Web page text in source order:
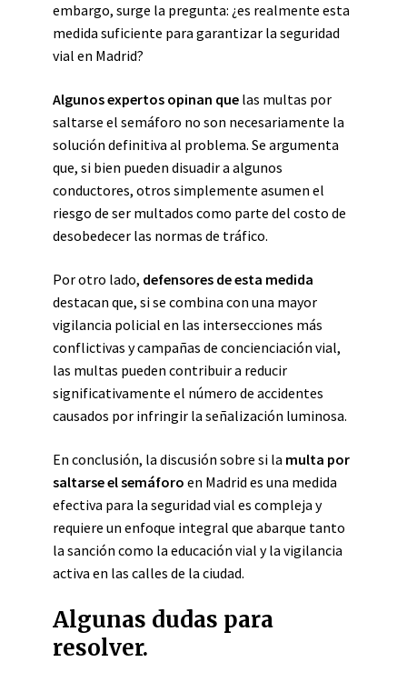
embargo, surge la pregunta: ¿es realmente esta
medida suficiente para garantizar la seguridad
vial en Madrid?
Algunos expertos opinan que las multas por
saltarse el semáforo no son necesariamente la
solución definitiva al problema. Se argumenta
que, si bien pueden disuadir a algunos
conductores, otros simplemente asumen el
riesgo de ser multados como parte del costo de
desobedecer las normas de tráfico.
Por otro lado, defensores de esta medida
destacan que, si se combina con una mayor
vigilancia policial en las intersecciones más
conflictivas y campañas de concienciación vial,
las multas pueden contribuir a reducir
significativamente el número de accidentes
causados por infringir la señalización luminosa.
En conclusión, la discusión sobre si la multa por
saltarse el semáforo en Madrid es una medida
efectiva para la seguridad vial es compleja y
requiere un enfoque integral que abarque tanto
la sanción como la educación vial y la vigilancia
activa en las calles de la ciudad.
Algunas dudas para
resolver.